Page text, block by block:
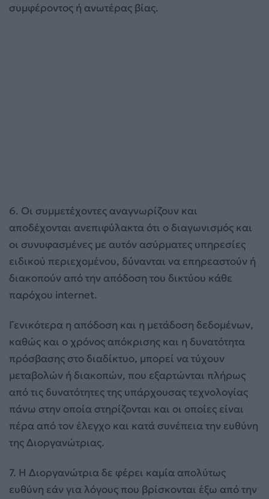
συμφέροντος ή ανωτέρας βίας.
6. Οι συμμετέχοντες αναγνωρίζουν και
αποδέχονται ανεπιφύλακτα ότι ο διαγωνισμός και
οι συνυφασμένες με αυτόν ασύρματες υπηρεσίες
ειδικού περιεχομένου, δύνανται να επηρεαστούν ή
διακοπούν από την απόδοση του δικτύου κάθε
παρόχου internet.
Γενικότερα η απόδοση και η μετάδοση δεδομένων,
καθώς και ο χρόνος απόκρισης και η δυνατότητα
πρόσβασης στο διαδίκτυο, μπορεί να τύχουν
μεταβολών ή διακοπών, που εξαρτώνται πλήρως
από τις δυνατότητες της υπάρχουσας τεχνολογίας
πάνω στην οποία στηρίζονται και οι οποίες είναι
πέρα από τον έλεγχο και κατά συνέπεια την ευθύνη
της Διοργανώτριας.
7. Η Διοργανώτρια δε φέρει καμία απολύτως
ευθύνη εάν για λόγους που βρίσκονται έξω από την